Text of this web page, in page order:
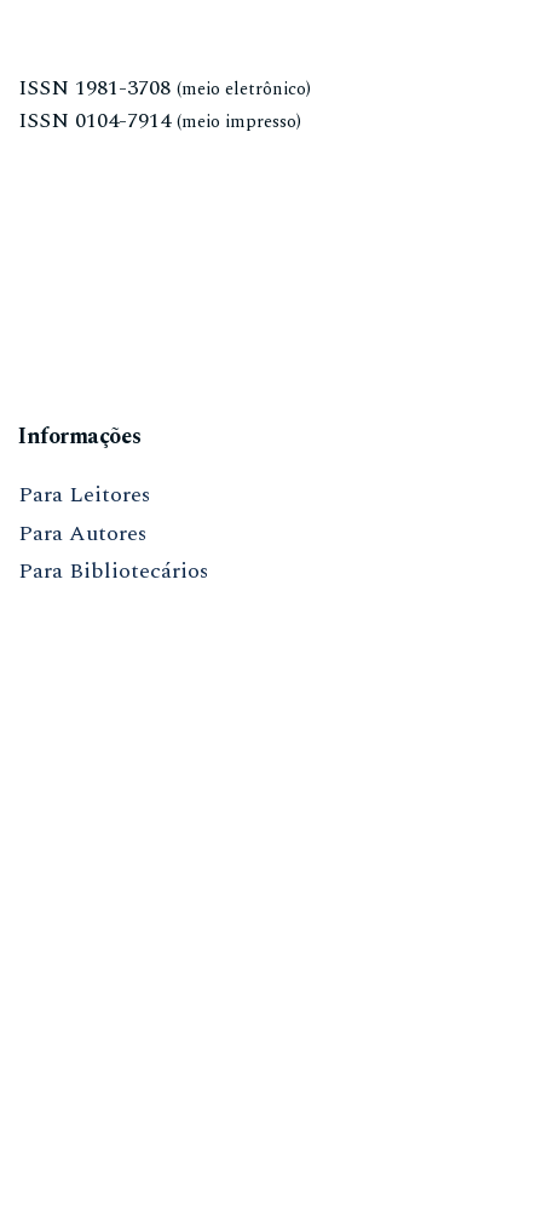
ISSN 1981-3708 (meio eletrônico)
ISSN 0104-7914 (meio impresso)
Informações
Para Leitores
Para Autores
Para Bibliotecários